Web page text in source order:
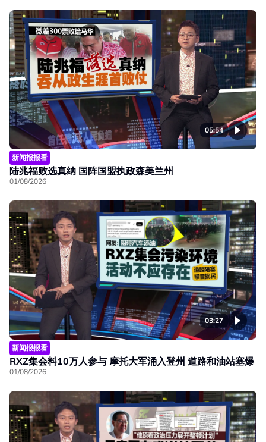
05:54
新闻报报看
陆兆福败选真纳 国阵国盟执政森美兰州
01/08/2026
03:27
新闻报报看
RXZ集会料10万人参与 摩托大军涌入登州 道路和油站塞爆
01/08/2026